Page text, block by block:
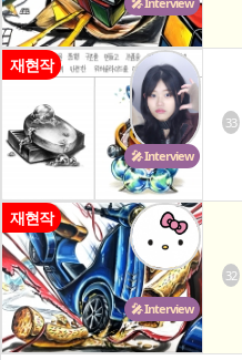
🎤 Interview
재현작
33
🎤 Interview
재현작
32